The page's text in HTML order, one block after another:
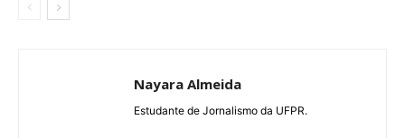
Nayara Almeida
Estudante de Jornalismo da UFPR.